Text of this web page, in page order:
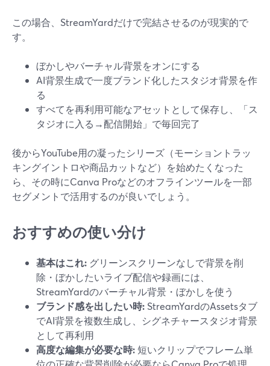
この場合、StreamYardだけで完結させるのが現実的で
す。
ぼかしやバーチャル背景をオンにする
AI背景生成で一度ブランド化したスタジオ背景を作
る
すべてを再利用可能なアセットとして保存し、「ス
タジオに入る→配信開始」で毎回完了
後からYouTube用の凝ったシリーズ（モーショントラッ
キングイントロや商品カットなど）を始めたくなった
ら、その時にCanva Proなどのオフラインツールを一部
セグメントで活用するのが良いでしょう。
おすすめの使い分け
基本はこれ: グリーンスクリーンなしで背景を削
除・ぼかしたいライブ配信や録画には、
StreamYardのバーチャル背景・ぼかしを使う
ブランド感を出したい時: StreamYardのAssetsタブ
でAI背景を複数生成し、シグネチャースタジオ背景
として再利用
高度な編集が必要な時:短いクリップでフレーム単